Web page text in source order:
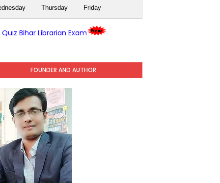
Thursday Friday
Quiz Bihar Librarian Exam
FOUNDER AND AUTHOR